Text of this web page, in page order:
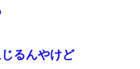
るんやけど